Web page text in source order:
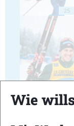
25
Wie